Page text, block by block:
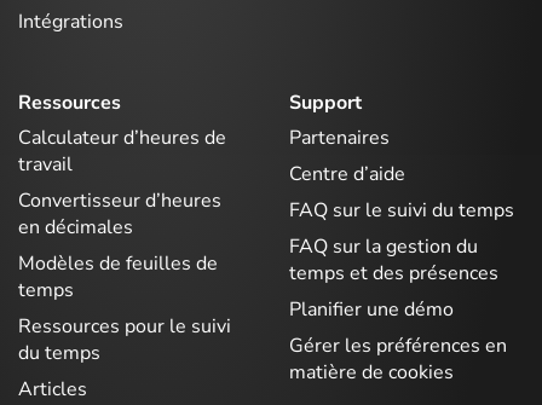
Intégrations
Ressources
Calculateur d’heures de
travail
Convertisseur d’heures
en décimales
Modèles de feuilles de
temps
Ressources pour le suivi
du temps
Articles
Support
Partenaires
Centre d’aide
FAQ sur le suivi du temps
FAQ sur la gestion du
temps et des présences
Planifier une démo
Gérer les préférences en
matière de cookies